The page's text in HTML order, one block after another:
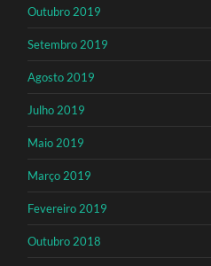
Outubro 2019
Setembro 2019
Agosto 2019
Julho 2019
Maio 2019
Março 2019
Fevereiro 2019
Outubro 2018